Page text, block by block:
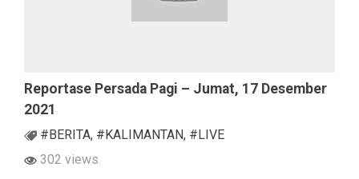
Reportase Persada Pagi – Jumat, 17 Desember
2021
#BERITA, #KALIMANTAN, #LIVE
302 views